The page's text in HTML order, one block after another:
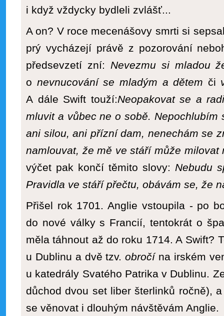
i když vždycky bydleli zvlášť...
A on? V roce mecenášovy smrti si
prý vycházejí právě z pozorování
předsevzetí zní: Nevezmu si mladou
o nevnucování se mladým a dětem či
A dále Swift touží:Neopakovat se a
mluvit a vůbec ne o sobě. Nepochlubím
ani silou, ani přízní dam, nenechám se
namlouvat, že mě ve stáří může
výčet pak končí těmito slovy: Nebudu
Pravidla ve stáří přečtu, obávám se, že
Přišel rok 1701. Anglie vstoupila - po
do nové války s Francií, tentokrát o
měla táhnout až do roku 1714. A Swift?
u Dublinu a dvě tzv.obročí na irském
u katedrály Svatého Patrika v Dublinu.
důchod dvou set liber šterlinků ročně),
se věnovat i dlouhým návštěvám Anglie.